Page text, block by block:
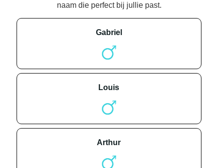
naam die perfect bij jullie past.
gabriel
louis
arthur